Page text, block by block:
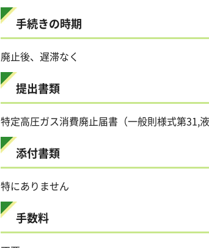
手続きの時期
廃止後、遅滞なく
提出書類
特定高圧ガス消費廃止届書（一般則様式第31,液
添付書類
特にありません
手数料